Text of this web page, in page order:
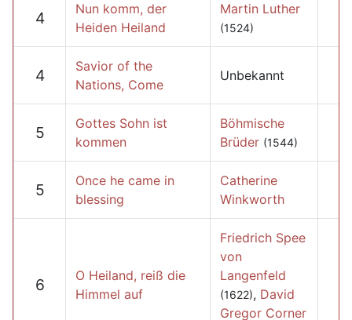
4
Nun komm, der
Heiden Heiland
Martin Luther
(1524)
4
Savior of the
Nations, Come
Unbekannt
5
Gottes Sohn ist
kommen
Böhmische
Brüder (1544)
5
Once he came in
blessing
Catherine
Winkworth
6
O Heiland, reiß die
Himmel auf
Friedrich Spee
von
Langenfeld
(1622), David
Gregor Corner